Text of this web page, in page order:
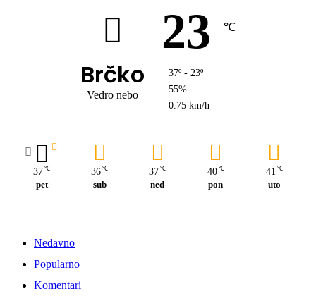
Brčko
Vedro nebo
23 ℃
37º - 23º
55%
0.75 km/h
37 ℃
pet
36 ℃
sub
37 ℃
ned
40 ℃
pon
41 ℃
uto
Nedavno
Popularno
Komentari